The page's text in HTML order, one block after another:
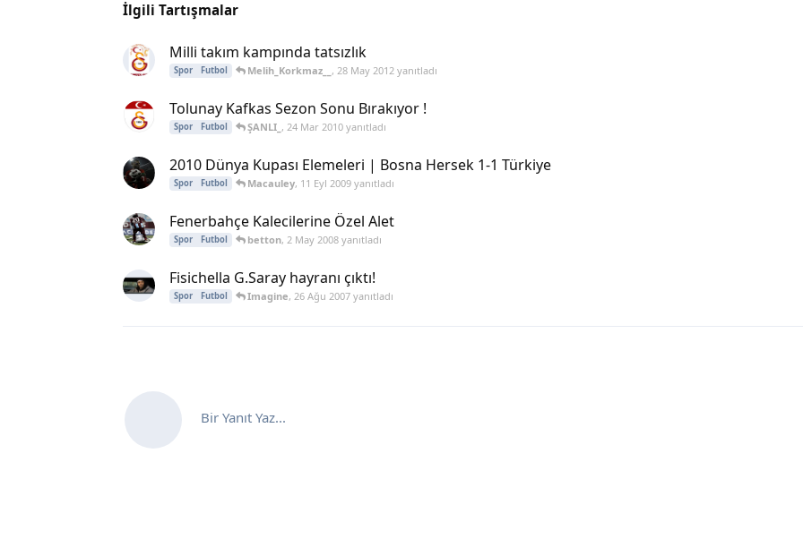
İlgili Tartışmalar
Milli takım kampında tatsızlık
Spor Futbol Melih_Korkmaz__ , 28 May 2012yanıtladı
Tolunay Kafkas Sezon Sonu Bırakıyor !
Spor Futbol ŞANLI_ , 24 Mar 2010yanıtladı
2010 Dünya Kupası Elemeleri | Bosna Hersek 1-1 Türkiye
Spor Futbol Macauley, 11 Eyl 2009yanıtladı
Fenerbahçe Kalecilerine Özel Alet
Spor Futbol betton, 2 May 2008yanıtladı
Fisichella G.Saray hayranı çıktı!
Spor Futbol Imagine, 26 Ağu 2007yanıtladı
Bir Yanıt Yaz...